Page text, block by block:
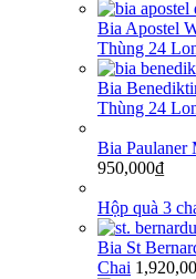
Bia Apostel
Thùng 24
Bia
Thùng 24
Bia Paulaner
950,000₫
Hộp quà 3
Bia St
Chai